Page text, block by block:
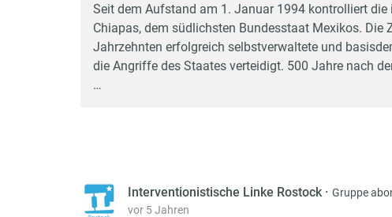
Seit dem Aufstand am 1. Januar 1994 kontrolliert
Chiapas, dem südlichsten Bundesstaat Mexikos. Die
Jahrzehnten erfolgreich selbstverwaltete und
die Angriffe des Staates verteidigt. 500 Jahre nach
…
Interventionistische Linke Rostock · Gruppe
vor 5 Jahren